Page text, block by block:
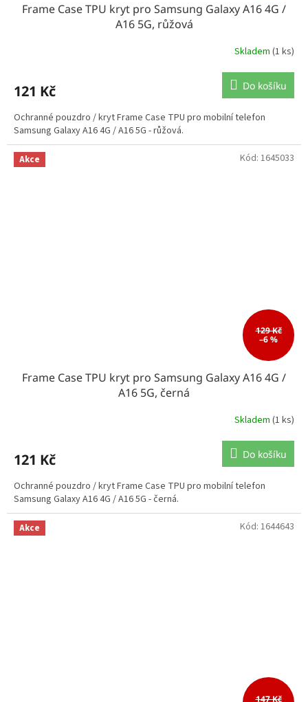
Frame Case TPU kryt pro Samsung Galaxy A16 4G /
A16 5G, růžová
Skladem (1 ks)
121 Kč Do košíku
Ochranné pouzdro / kryt Frame Case TPU pro mobilní telefon
Samsung Galaxy A16 4G / A16 5G - růžová.
Akce
129 Kč
–6 %
Frame Case TPU kryt pro Samsung Galaxy A16 4G /
A16 5G, černá
Skladem (1 ks)
121 Kč Do košíku
Ochranné pouzdro / kryt Frame Case TPU pro mobilní telefon
Samsung Galaxy A16 4G / A16 5G - černá.
Kód: 1645033
Akce
147 Kč
Kód: 1644643